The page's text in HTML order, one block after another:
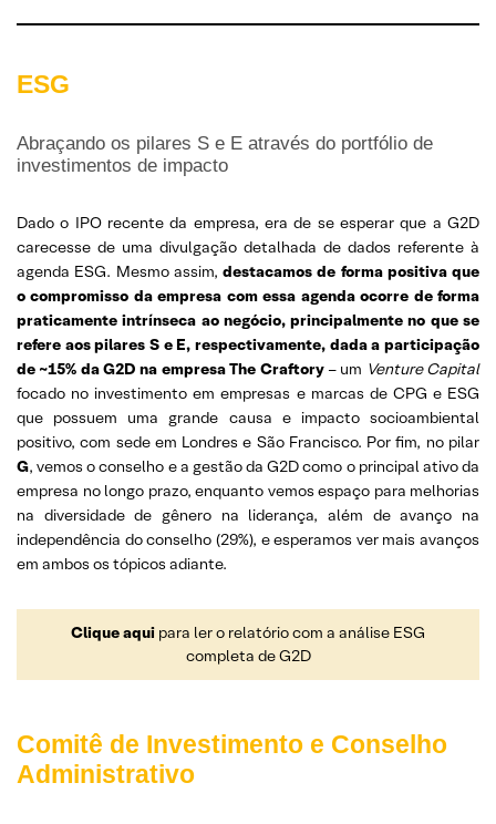
ESG
Abraçando os pilares S e E através do portfólio de
investimentos de impacto
Dado o IPO recente da empresa, era de se esperar que a G2D
carecesse de uma divulgação detalhada de dados referente à
agenda ESG. Mesmo assim, destacamos de forma positiva que
o compromisso da empresa com essa agenda ocorre de forma
praticamente intrínseca ao negócio, principalmente no que se
refere aos pilares S e E, respectivamente, dada a participação
de ~15% da G2D na empresa The Craftory – um Venture Capital
focado no investimento em empresas e marcas de CPG e ESG
que possuem uma grande causa e impacto socioambiental
positivo, com sede em Londres e São Francisco. Por fim, no pilar
G, vemos o conselho e a gestão da G2D como o principal ativo da
empresa no longo prazo, enquanto vemos espaço para melhorias
na diversidade de gênero na liderança, além de avanço na
independência do conselho (29%), e esperamos ver mais avanços
em ambos os tópicos adiante.
Clique aqui para ler o relatório com a análise ESG
completa de G2D
Comitê de Investimento e Conselho
Administrativo